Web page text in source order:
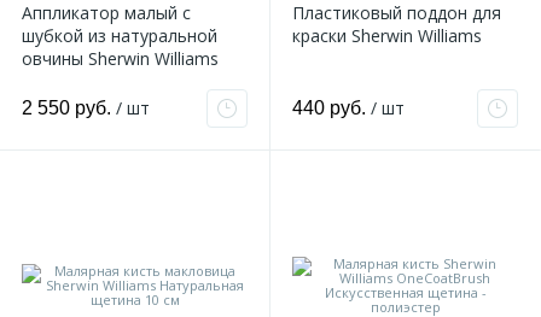
Аппликатор малый с
шубкой из натуральной
овчины Sherwin Williams
2 550 руб. / шт
Пластиковый поддон для
краски Sherwin Williams
440 руб. / шт